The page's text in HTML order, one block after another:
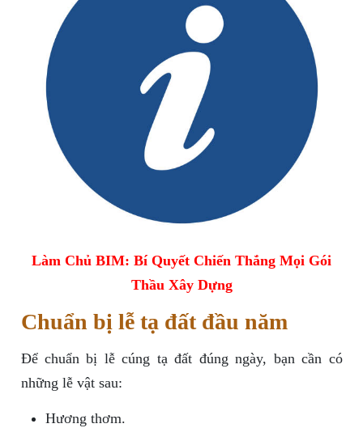
Làm Chủ BIM: Bí Quyết Chiến Thắng Mọi Gói
Thầu Xây Dựng
Chuẩn bị lễ tạ đất đầu năm
Để chuẩn bị lễ cúng tạ đất đúng ngày, bạn cần có
những lễ vật sau:
Hương thơm.